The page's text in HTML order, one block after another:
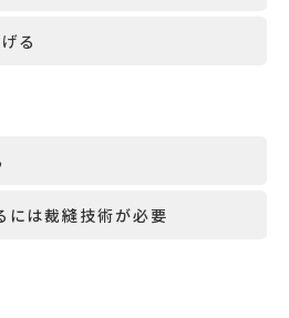
る
には裁縫技術が必要